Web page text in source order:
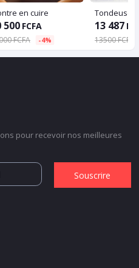
en cuire
500 FCFA
FCFA -4%
13 487
13500 FCFA
pour recevoir nos meilleures
Souscrire